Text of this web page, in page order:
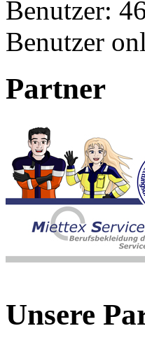
Benutzer:
Benutzer
Partner
Unsere